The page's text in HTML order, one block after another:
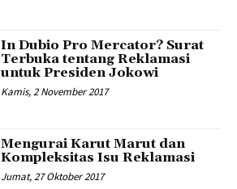
In Dubio Pro Mercator? Surat
Terbuka tentang Reklamasi
untuk Presiden Jokowi
Kamis, 2 November 2017
Mengurai Karut Marut dan
Kompleksitas Isu Reklamasi
Jumat, 27 Oktober 2017